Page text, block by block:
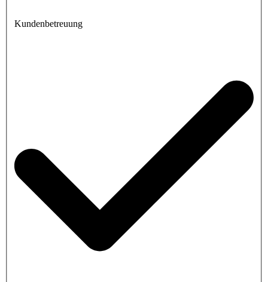
Kundenbetreuung